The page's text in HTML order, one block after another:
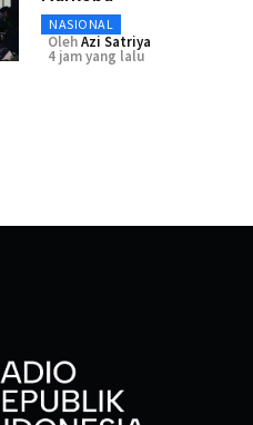
NASIONAL
OlehAzi Satriya
4 jam yang lalu